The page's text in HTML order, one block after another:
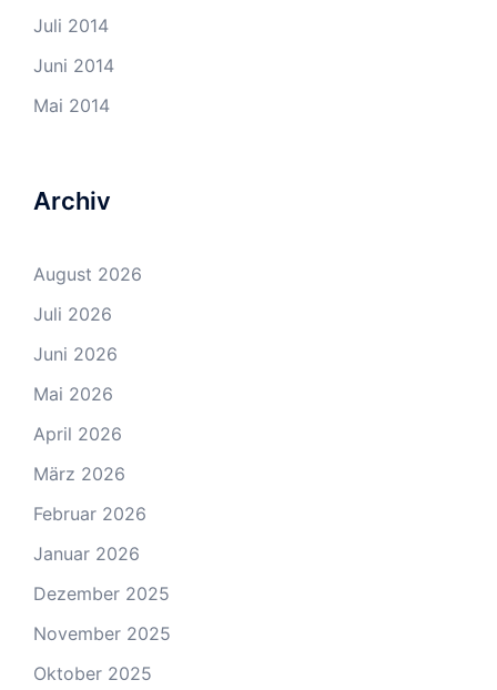
Juli 2014
Juni 2014
Mai 2014
Archiv
August 2026
Juli 2026
Juni 2026
Mai 2026
April 2026
März 2026
Februar 2026
Januar 2026
Dezember 2025
November 2025
Oktober 2025